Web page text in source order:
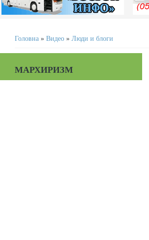
Головна » Видео » Люди и блоги
МАРХИРИЗМ